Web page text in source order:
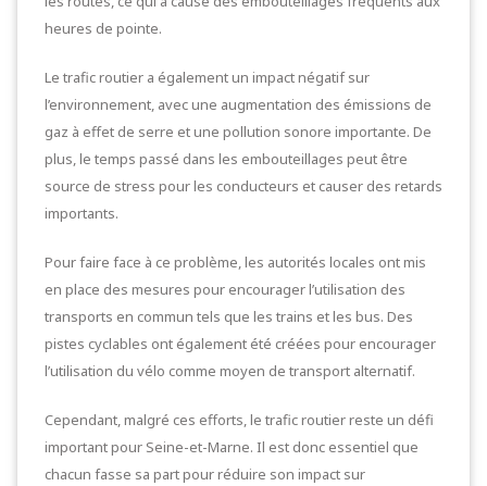
heures de pointe.
Le trafic routier a également un impact négatif sur
l’environnement, avec une augmentation des émissions de
gaz à effet de serre et une pollution sonore importante. De
plus, le temps passé dans les embouteillages peut être
source de stress pour les conducteurs et causer des retards
importants.
Pour faire face à ce problème, les autorités locales ont mis
en place des mesures pour encourager l’utilisation des
transports en commun tels que les trains et les bus. Des
pistes cyclables ont également été créées pour encourager
l’utilisation du vélo comme moyen de transport alternatif.
Cependant, malgré ces efforts, le trafic routier reste un défi
important pour Seine-et-Marne. Il est donc essentiel que
chacun fasse sa part pour réduire son impact sur